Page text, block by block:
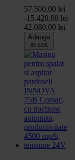
57.500,00 lei
-15.420,00 lei
42.080,00 lei
Adauga
in cos